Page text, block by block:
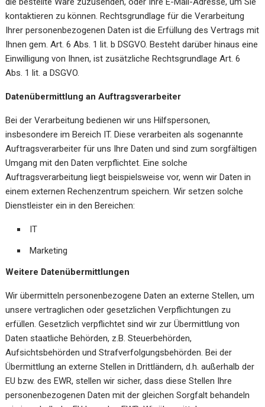
kontaktieren zu können. Rechtsgrundlage für die Verarbeitung
Ihrer personenbezogenen Daten ist die Erfüllung des Vertrags mit
Ihnen gem. Art. 6 Abs. 1 lit. b DSGVO. Besteht darüber hinaus eine
Einwilligung von Ihnen, ist zusätzliche Rechtsgrundlage Art. 6
Abs. 1 lit. a DSGVO.
Datenübermittlung an Auftragsverarbeiter
Bei der Verarbeitung bedienen wir uns Hilfspersonen,
insbesondere im Bereich IT. Diese verarbeiten als sogenannte
Auftragsverarbeiter für uns Ihre Daten und sind zum sorgfältigen
Umgang mit den Daten verpflichtet. Eine solche
Auftragsverarbeitung liegt beispielsweise vor, wenn wir Daten in
einem externen Rechenzentrum speichern. Wir setzen solche
Dienstleister ein in den Bereichen:
IT
Marketing
Weitere Datenübermittlungen
Wir übermitteln personenbezogene Daten an externe Stellen, um
unsere vertraglichen oder gesetzlichen Verpflichtungen zu
erfüllen. Gesetzlich verpflichtet sind wir zur Übermittlung von
Daten staatliche Behörden, z.B. Steuerbehörden,
Aufsichtsbehörden und Strafverfolgungsbehörden. Bei der
Übermittlung an externe Stellen in Drittländern, d.h. außerhalb der
EU bzw. des EWR, stellen wir sicher, dass diese Stellen Ihre
personenbezogenen Daten mit der gleichen Sorgfalt behandeln